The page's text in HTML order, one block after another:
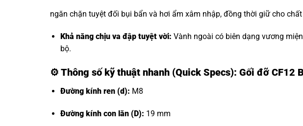
ngăn chặn tuyệt đối bụi bẩn và hơi ẩm xâm nhập, đồng thời giữ cho
Khả năng chịu va đập tuyệt vời: Vành ngoài có biên dạng vương
bộ.
⚙️ Thông số kỹ thuật nhanh (Quick Specs): Gối đỡ CF12
Đường kính ren (d): M8
Đường kính con lăn (D): 19 mm